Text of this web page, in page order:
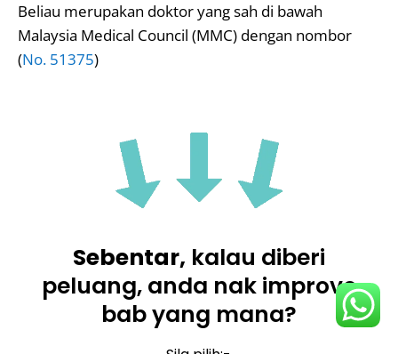
Beliau merupakan doktor yang sah di bawah
Malaysia Medical Council (MMC) dengan nombor
(No. 51375)
Sebentar, kalau diberi
peluang, anda nak improve
bab yang mana?